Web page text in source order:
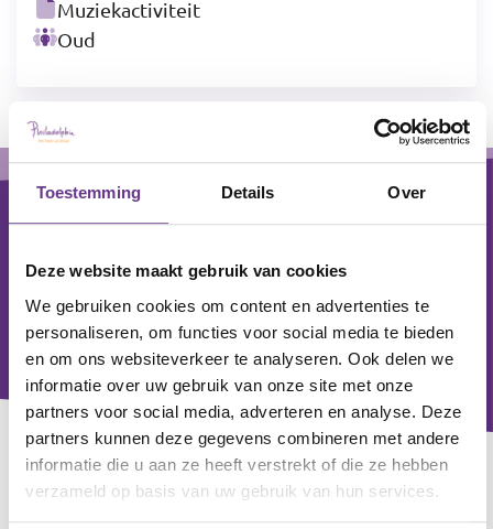
Toestemming Details Over
Deze website maakt gebruik van cookies
We gebruiken cookies om content en advertenties te
personaliseren, om functies voor social media te bieden
en om ons websiteverkeer te analyseren. Ook delen we
informatie over uw gebruik van onze site met onze
partners voor social media, adverteren en analyse. Deze
partners kunnen deze gegevens combineren met andere
informatie die u aan ze heeft verstrekt of die ze hebben
verzameld op basis van uw gebruik van hun services.
Muziekactiviteit
Oud
Footer
Contact